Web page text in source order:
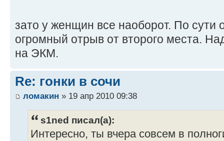
зато у женщин все наоборот. По сути
огромный отрыв от второго места.
на ЭКМ.
Re: гонки в сочи
ломакин » 19 апр 2010 09:38
s1ned писал(а):
Интересно, ты вчера совсем в